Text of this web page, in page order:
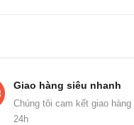
Giao hàng siêu nhanh
Chúng tôi cam kết giao hàng
24h